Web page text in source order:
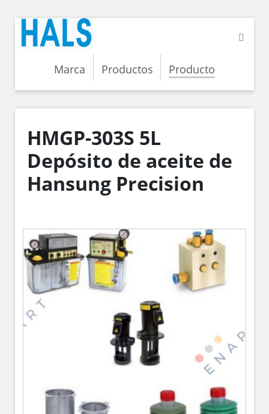
Marca Productos Producto
HMGP-303S 5L
Depósito de aceite de
Hansung Precision